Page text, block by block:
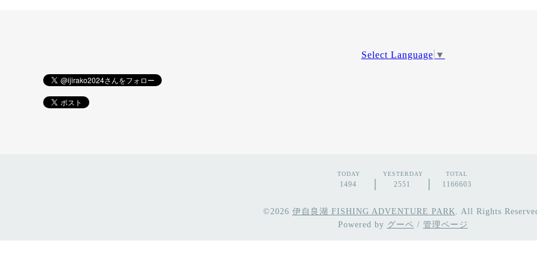
Select Language ▼
TODAY
1494
YESTERDAY
2551
TOTAL
1166603
©2026 伊自良湖 FISHING ADVENTURE PARK . All Rights
Powered by グーペ / 管理ページ